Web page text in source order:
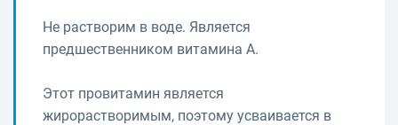
Не растворим в воде. Является
предшественником витамина А.
Этот провитамин является
жирорастворимым, поэтому усваивается в